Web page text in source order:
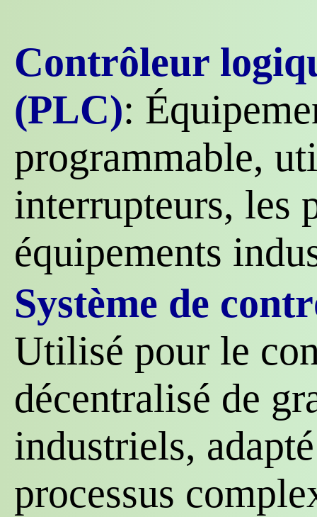
Contrôleur
(PLC):
programmable,
interrupteurs, les
équipements
Système de
Utilisé pour le
décentralisé de
industriels,
processus